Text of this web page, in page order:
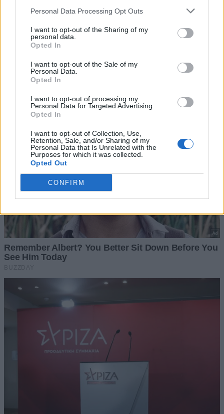
Personal Data Processing Opt Outs
I want to opt-out of the Sharing of my
personal data.
Opted In
I want to opt-out of the Sale of my
Personal Data.
Opted In
I want to opt-out of processing my
Personal Data for Targeted Advertising.
Opted In
I want to opt-out of Collection, Use,
Retention, Sale, and/or Sharing of my
Personal Data that Is Unrelated with the
Purposes for which it was collected.
Opted Out
CONFIRM